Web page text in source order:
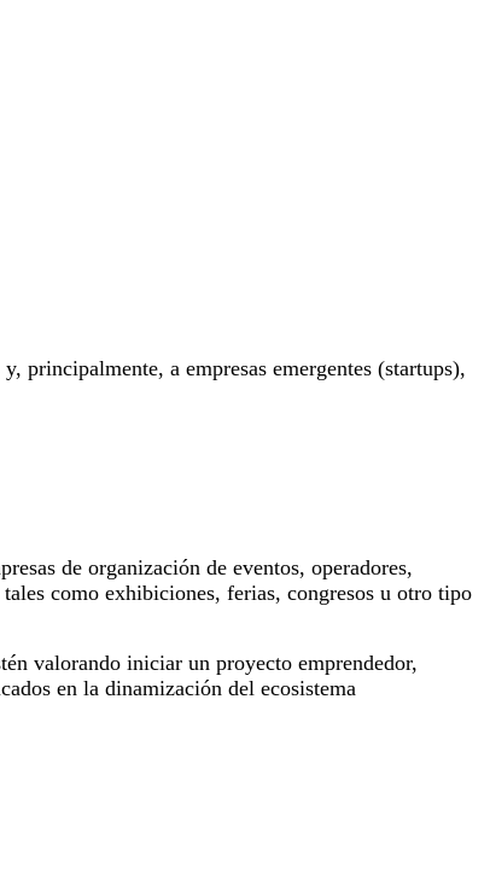
principalmente, a empresas emergentes (startups),
de organización de eventos, operadores,
tales como exhibiciones, ferias, congresos u otro tipo
valorando iniciar un proyecto emprendedor,
en la dinamización del ecosistema